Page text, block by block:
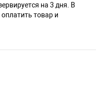
на 3 дня. В
товар и